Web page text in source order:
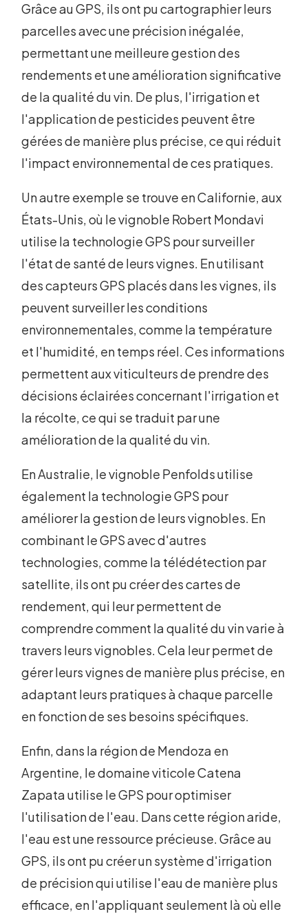
Grâce au GPS, ils ont pu cartographier leurs
parcelles avec une précision inégalée,
permettant une meilleure gestion des
rendements et une amélioration significative
de la qualité du vin. De plus, l'irrigation et
l'application de pesticides peuvent être
gérées de manière plus précise, ce qui réduit
l'impact environnemental de ces pratiques.
Un autre exemple se trouve en Californie, aux
États-Unis, où le vignoble Robert Mondavi
utilise la technologie GPS pour surveiller
l'état de santé de leurs vignes. En utilisant
des capteurs GPS placés dans les vignes, ils
peuvent surveiller les conditions
environnementales, comme la température
et l'humidité, en temps réel. Ces informations
permettent aux viticulteurs de prendre des
décisions éclairées concernant l'irrigation et
la récolte, ce qui se traduit par une
amélioration de la qualité du vin.
En Australie, le vignoble Penfolds utilise
également la technologie GPS pour
améliorer la gestion de leurs vignobles. En
combinant le GPS avec d'autres
technologies, comme la télédétection par
satellite, ils ont pu créer des cartes de
rendement, qui leur permettent de
comprendre comment la qualité du vin varie à
travers leurs vignobles. Cela leur permet de
gérer leurs vignes de manière plus précise, en
adaptant leurs pratiques à chaque parcelle
en fonction de ses besoins spécifiques.
Enfin, dans la région de Mendoza en
Argentine, le domaine viticole Catena
Zapata utilise le GPS pour optimiser
l'utilisation de l'eau. Dans cette région aride,
l'eau est une ressource précieuse. Grâce au
GPS, ils ont pu créer un système d'irrigation
de précision qui utilise l'eau de manière plus
efficace, en l'appliquant seulement là où elle